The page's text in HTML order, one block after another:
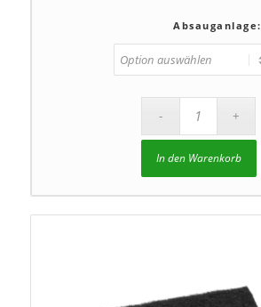
Absauganlage:
In den Warenkorb